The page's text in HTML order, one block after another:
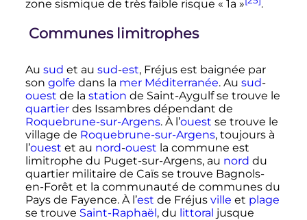
zone sismique de très faible risque « 1a » .
Communes limitrophes
Au sud et au sud-est, Fréjus est baignée par
son golfe dans la mer Méditerranée. Au sud-
ouest de la station de Saint-Aygulf se trouve le
quartierdes Issambres dépendant de
Roquebrune-sur-Argens. À l’ouest se trouve le
village de Roquebrune-sur-Argens, toujours à
l’ouest et au nord-ouest la commune est
limitrophe du Puget-sur-Argens, au nord du
quartier militaire de Caïs se trouve Bagnols-
en-Forêt et la communauté de communes du
Pays de Fayence. À l’est de Fréjus ville et plage
se trouve Saint-Raphaël, du littoral jusque